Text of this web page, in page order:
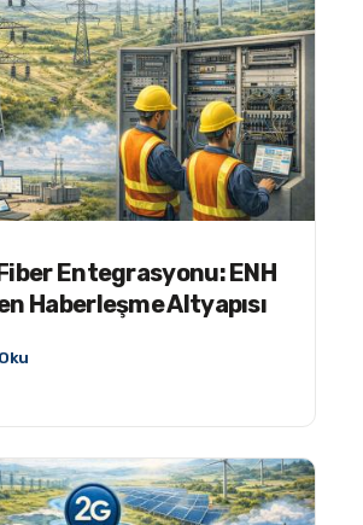
Entegrasyonu: ENH
Haberleşme Altyapısı